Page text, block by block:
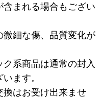
まれる場合もござい
細な傷、品質変化が
系商品は通常の封入
ます。
換はお受け出来ませ